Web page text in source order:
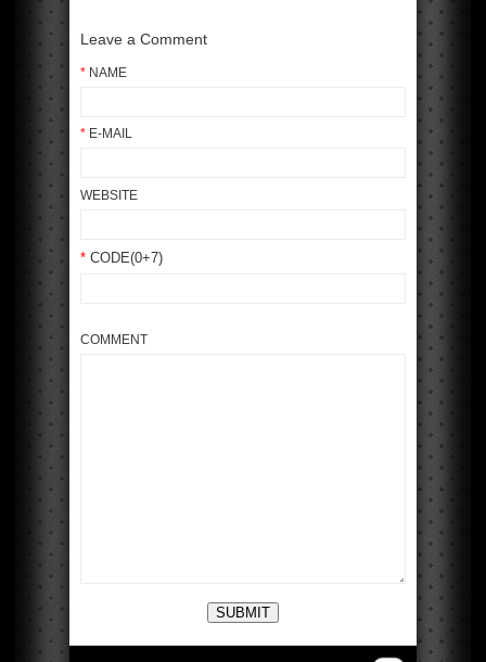
Leave a Comment
* NAME
* E-MAIL
WEBSITE
* CODE(0+7)
COMMENT
SUBMIT